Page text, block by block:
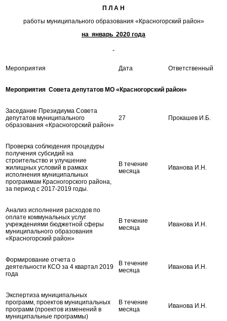
П Л А Н
работы муниципального образования «Красногорский район»
на январь 2020 года
Мероприятия Дата Ответственный
Мероприятия Совета депутатов МО «Красногорский район»
Заседание Президиума Совета
депутатов муниципального
образования «Красногорский район»
27 Прокашев И.Б.
Проверка соблюдения процедуры
получения субсидий на
строительство и улучшение
жилищных условий в рамках
исполнения муниципальных
программам Красногорского района,
за период с 2017-2019 годы.
В течение
месяца
Иванова И.Н.
Анализ исполнения расходов по
оплате коммунальных услуг
учреждениями бюджетной сферы
муниципального образования
«Красногорский район»
В течение
месяца
Иванова И.Н.
Формирование отчета о
деятельности КСО за 4 квартал 2019
года
В течение
месяца
Иванова И.Н.
Экспертиза муниципальных
программ, проектов муниципальных
программ (проектов изменений в
муниципальные программы)
В течение
месяца
Иванова И.Н.